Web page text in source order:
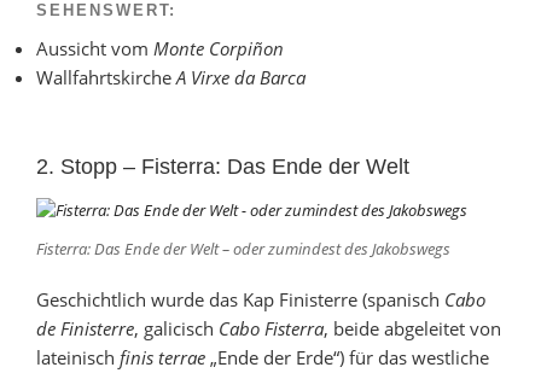
SEHENSWERT:
Aussicht vom Monte Corpiñon
WallfahrtskircheA Virxe da Barca
2. Stopp – Fisterra: Das Ende der Welt
Fisterra: Das Ende der Welt – oder zumindest des Jakobswegs
Geschichtlich wurde das Kap Finisterre (spanisch Cabo
de Finisterre, galicisch Cabo Fisterra, beide abgeleitet von
lateinisch finis terrae „Ende der Erde“) für das westliche